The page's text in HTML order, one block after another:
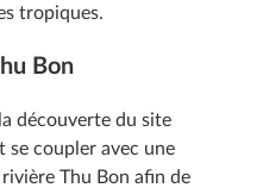
tropiques.
Bon
découverte du site
se coupler avec une
Thu Bon afin de